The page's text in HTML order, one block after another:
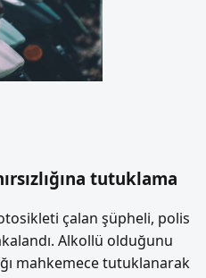
tutuklama
çalan şüpheli, polis
Alkollü olduğunu
mahkemece tutuklanarak